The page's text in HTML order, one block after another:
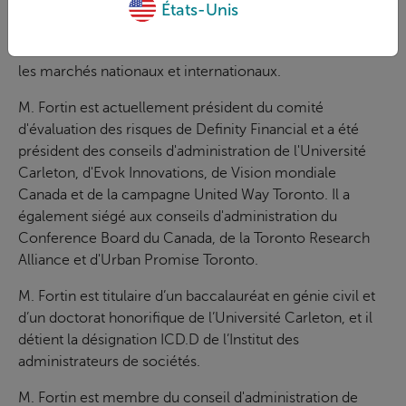
États-Unis
président d’IBM jusqu’à sa retraite en 2014, il a guidé IBM
pour aider les organisations canadiennes à transformer
les marchés nationaux et internationaux.
M. Fortin est actuellement président du comité
d'évaluation des risques de Definity Financial et a été
président des conseils d'administration de l'Université
Carleton, d'Evok Innovations, de Vision mondiale
Canada et de la campagne United Way Toronto. Il a
également siégé aux conseils d'administration du
Conference Board du Canada, de la Toronto Research
Alliance et d'Urban Promise Toronto.
M. Fortin est titulaire d’un baccalauréat en génie civil et
d’un doctorat honorifique de l’Université Carleton, et il
détient la désignation ICD.D de l’Institut des
administrateurs de sociétés.
M. Fortin est membre du conseil d'administration de